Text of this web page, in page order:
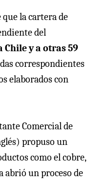
que la cartera de
del
Chile y a otras 59
correspondientes
elaborados con
Comercial de
propuso un
como el cobre,
abrió un proceso de